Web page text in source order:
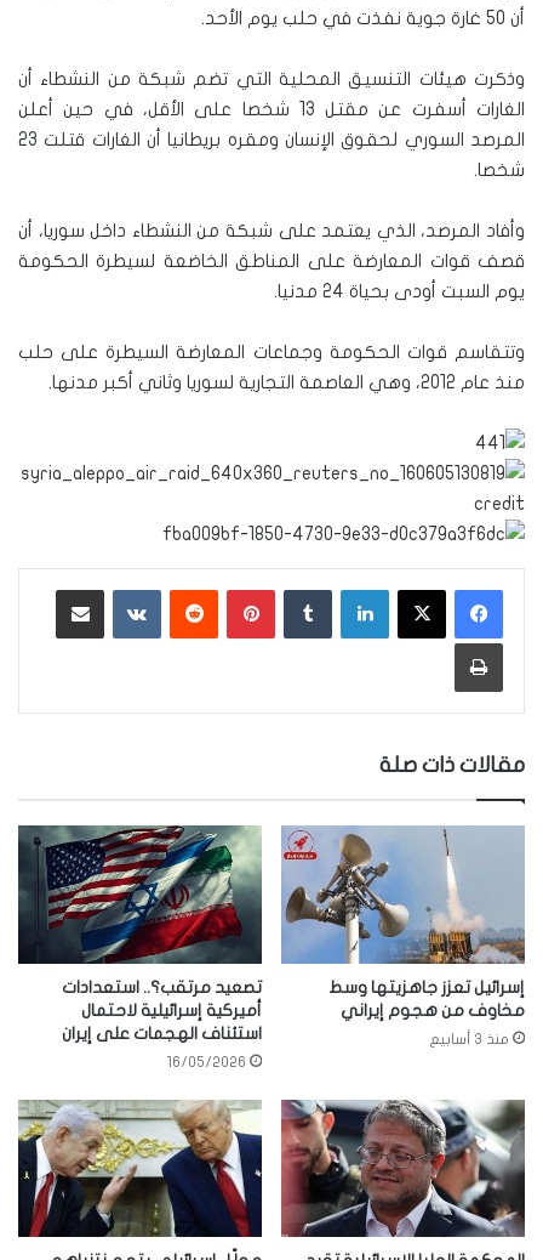
أن 50 غارة جوية نفذت في حلب يوم الأحد.
وذكرت هيئات التنسيق المحلية التي تضم شبكة من النشطاء أن
الغارات أسفرت عن مقتل 13 شخصا على الأقل، في حين أعلن
المرصد السوري لحقوق الإنسان ومقره بريطانيا أن الغارات قتلت 23
شخصا.
وأفاد المرصد، الذي يعتمد على شبكة من النشطاء داخل سوريا، أن
قصف قوات المعارضة على المناطق الخاضعة لسيطرة الحكومة
يوم السبت أودى بحياة 24 مدنيا.
وتتقاسم قوات الحكومة وجماعات المعارضة السيطرة على حلب
منذ عام 2012، وهي العاصمة التجارية لسوريا وثاني أكبر مدنها.
لينكدإن بينتيريست ‏VKontakte
طباعة
مقالات ذات صلة
إسرائيل تعزز جاهزيتها وسط
مخاوف من هجوم إيراني
منذ 3 أسابيع
تصعيد مرتقب؟.. استعدادات
أميركية إسرائيلية لاحتمال
استئناف الهجمات على إيران
16/05/2026